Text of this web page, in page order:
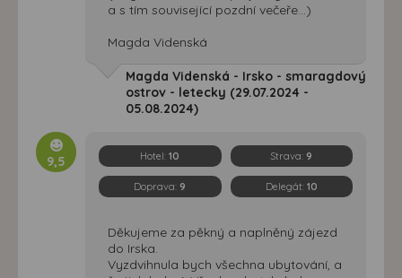
a s tím související pozdní večeře...)
Magda Videnská
Magda Videnská - Irsko - smaragdový
ostrov - letecky (29.07.2024 -
05.08.2024)
9,5 Hotel:10 Strava: 9
Doprava: 9 Delegát: 10
Děkujeme za pěkný a naplněný zájezd
do Irska.
Vyzdvihnula bych všechna ubytování, a